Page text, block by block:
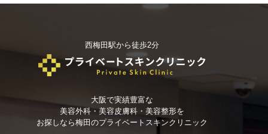
西梅田駅から徒歩2分
大阪で実績豊富な
美容外科・美容皮膚科・美容整形を
お探しなら梅田のプライベートスキンクリニック